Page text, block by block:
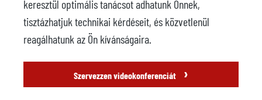
keresztül optimális tanácsot adhatunk Önnek,
tisztázhatjuk technikai kérdéseit, és közvetlenül
reagálhatunk az Ön kívánságaira.
Szervezzen videokonferenciát ›